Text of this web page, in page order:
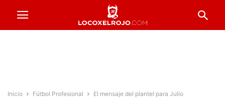
Inicio Fútbol Profesional El mensaje del plantel para Julio